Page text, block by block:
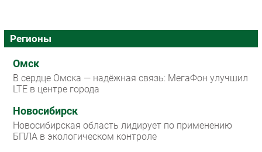
Регионы
Омск
В сердце Омска — надёжная связь: МегаФон улучшил
LTE в центре города
Новосибирск
Новосибирская область лидирует по применению
БПЛА в экологическом контроле